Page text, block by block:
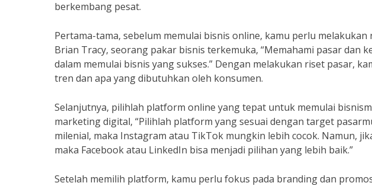
berkembang pesat.
Pertama-tama, sebelum memulai bisnis online, kamu perlu
Brian Tracy, seorang pakar bisnis terkemuka, “Memahami pasar dan
dalam memulai bisnis yang sukses.” Dengan melakukan riset pasar,
tren dan apa yang dibutuhkan oleh konsumen.
Selanjutnya, pilihlah platform online yang tepat untuk memulai
marketing digital, “Pilihlah platform yang sesuai dengan target
milenial, maka Instagram atau TikTok mungkin lebih cocok. Namun,
maka Facebook atau LinkedIn bisa menjadi pilihan yang lebih baik.”
Setelah memilih platform, kamu perlu fokus pada branding dan